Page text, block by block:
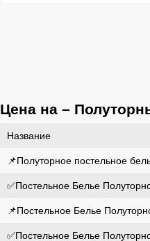
Цена на –
Название
📌Полуторное постельное
✅Постельное Белье
📌Постельное Белье
✅Постельное Белье